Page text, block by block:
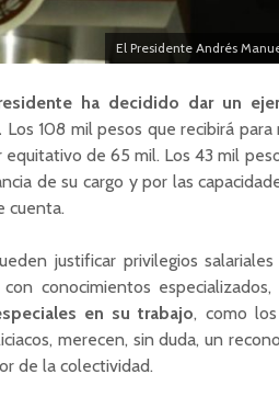
El Presidente Andrés
ha decidido dar un
Los 108 mil pesos que recibirá
de 65 mil. Los 43 mil
de su cargo y por las
cuenta.
justificar privilegios
conocimientos
en su trabajo, como
merecen, sin duda, un
de la colectividad.